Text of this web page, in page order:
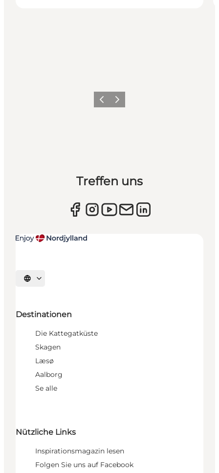
ZurückWeiter
Treffen uns
Sprache auswählen
Destinationen
Die Kattegatküste
Skagen
Læsø
Aalborg
Se alle
Nützliche Links
Inspirationsmagazin lesen
Folgen Sie uns auf Facebook